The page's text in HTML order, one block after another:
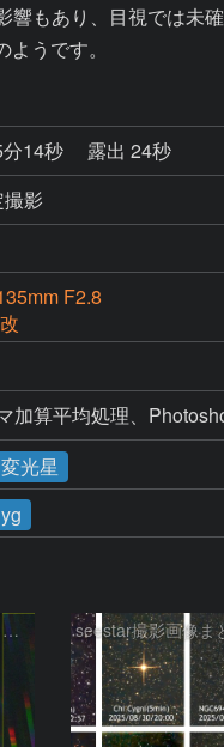
もあり、目視では未確
うです。
14秒
露出 24秒
影
F2.8
加算平均処理、
光星
はくちょう座χのスペクトル (25-09-14) seestar撮影画像ま